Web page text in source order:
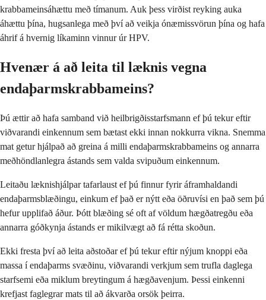
krabbameinsáhættu með tímanum. Auk þess virðist reyking auka
áhættu þína, hugsanlega með því að veikja ónæmissvörun þína og hafa
áhrif á hvernig líkaminn vinnur úr HPV.
Hvenær á að leita til læknis vegna
endaþarmskrabbameins?
Þú ættir að hafa samband við heilbrigðisstarfsmann ef þú tekur eftir
viðvarandi einkennum sem bætast ekki innan nokkurra vikna. Snemma
mat getur hjálpað að greina á milli endaþarmskrabbameins og annarra
meðhöndlanlegra ástands sem valda svipuðum einkennum.
Leitaðu læknishjálpar tafarlaust ef þú finnur fyrir áframhaldandi
endaþarmsblæðingu, einkum ef það er nýtt eða öðruvísi en það sem þú
hefur upplifað áður. Þótt blæðing sé oft af völdum hægðatregðu eða
annarra góðkynja ástands er mikilvægt að fá rétta skoðun.
Ekki fresta því að leita aðstoðar ef þú tekur eftir nýjum knoppi eða
massa í endaþarms svæðinu, viðvarandi verkjum sem trufla daglega
starfsemi eða miklum breytingum á hægðavenjum. Þessi einkenni
krefjast faglegrar mats til að ákvarða orsök þeirra.